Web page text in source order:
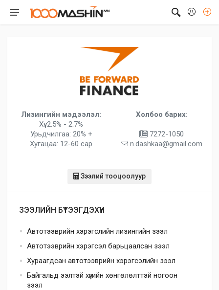
Лизингийн мэдээлэл:
Хүү: 2.5% - 2.7%
Урьдчилгаа: 20% +
Хугацаа: 12-60 сар
Холбоо барих:
7272-1050
n.dashkaa@gmail.com
Зээлий тооцоолуур
ЗЭЭЛИЙН БҮТЭЭГДЭХҮҮН
Автотээврийн хэрэгслийн лизингийн зээл
Автотээврийн хэрэгсэл барьцаалсан зээл
Хураагдсан автотээврийн хэрэгсэлийн зээл
Байгальд ээлтэй хүүгийн хөнгөлөлттэй ногоон
зээл